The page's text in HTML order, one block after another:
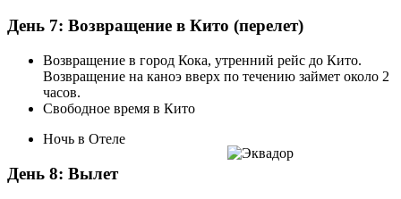
День 7: Возвращение в Кито (перелет)
Возвращение в город Кока, утренний рейс до Кито.
Возвращение на каноэ вверх по течению займет около 2
часов.
Свободное время в Кито
Ночь в Отеле
День 8: Вылет